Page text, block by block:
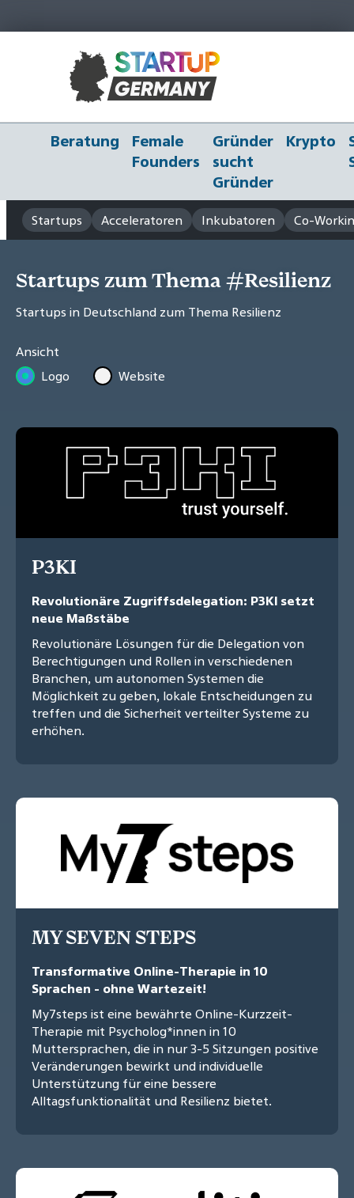
Beratung
Female
Founders
Gründer
sucht
Gründer
Krypto
Startups Acceleratoren Inkubatoren Co-
Startups zum Thema #Resilienz
Startups in Deutschland zum Thema Resilienz
Ansicht
Logo
Website
P3KI
Revolutionäre Zugriffsdelegation: P3KI setzt
neue Maßstäbe
Revolutionäre Lösungen für die Delegation von
Berechtigungen und Rollen in verschiedenen
Branchen, um autonomen Systemen die
Möglichkeit zu geben, lokale Entscheidungen zu
treffen und die Sicherheit verteilter Systeme zu
erhöhen.
MY SEVEN STEPS
Transformative Online-Therapie in 10
Sprachen - ohne Wartezeit!
My7steps ist eine bewährte Online-Kurzzeit-
Therapie mit Psycholog*innen in 10
Muttersprachen, die in nur 3-5 Sitzungen positive
Veränderungen bewirkt und individuelle
Unterstützung für eine bessere
Alltagsfunktionalität und Resilienz bietet.